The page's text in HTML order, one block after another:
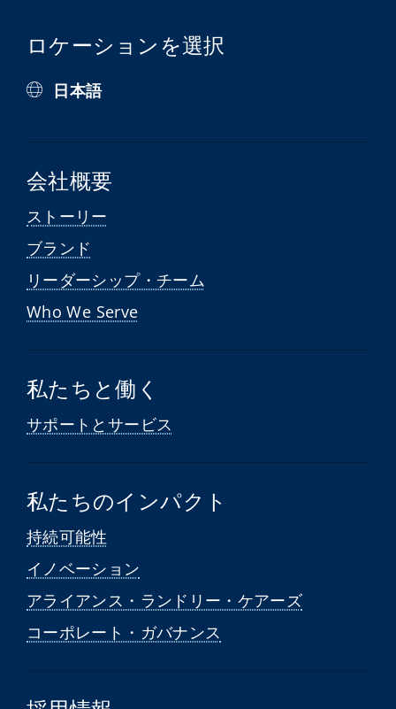
ロケーションを選択
日本語
会社概要
ストーリー
ブランド
リーダーシップ・チーム
Who We Serve
私たちと働く
サポートとサービス
私たちのインパクト
持続可能性
イノベーション
アライアンス・ランドリー・ケアーズ
コーポレート・ガバナンス